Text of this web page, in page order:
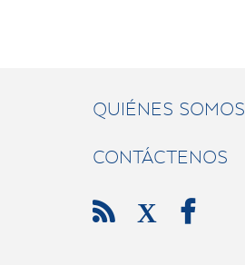
QUIÉNES SOMOS
CONTÁCTENOS
 X 